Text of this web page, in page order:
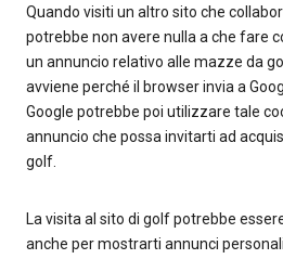
Quando visiti un altro sito che
potrebbe non avere nulla a che fare
un annuncio relativo alle mazze da
avviene perché il browser invia a
Google potrebbe poi utilizzare tale
annuncio che possa invitarti ad
golf.
La visita al sito di golf potrebbe
anche per mostrarti annunci